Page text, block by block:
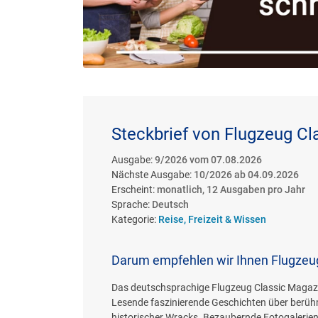
Steckbrief von Flugzeug
Ausgabe:9/2026 vom 07.08.2026
Nächste Ausgabe: 10/2026 ab 04.09.2026
Erscheint: monatlich, 12 Ausgaben pro Jahr
Sprache: Deutsch
Kategorie: Reise, Freizeit & Wissen
Darum empfehlen wir Ihnen
Das deutschsprachige Flugzeug Classic
Lesende faszinierende Geschichten über